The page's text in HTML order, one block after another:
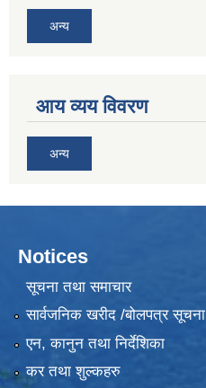
अन्य
आय व्यय विवरण
अन्य
Notices
सूचना तथा समाचार
सार्वजनिक खरीद /बोलपत्र सूचना
एन, कानुन तथा निर्देशिका
कर तथा शुल्कहरु